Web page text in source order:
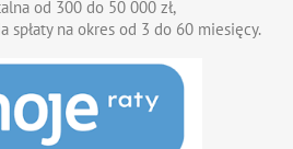
od 300 do 50 000 zł,
spłaty na okres od 3 do 60 miesięcy.